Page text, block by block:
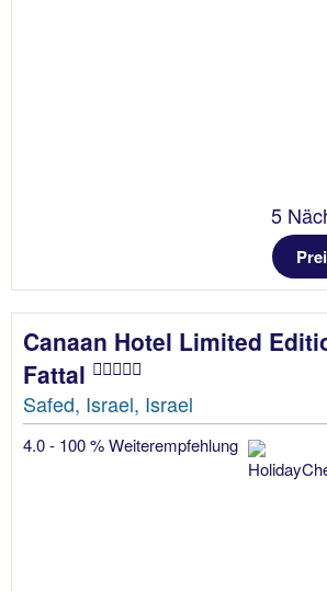
5
Canaan Hotel Limited
Fattal
Safed, Israel, Israel
4.0 - 100 % Weiterempfehlung